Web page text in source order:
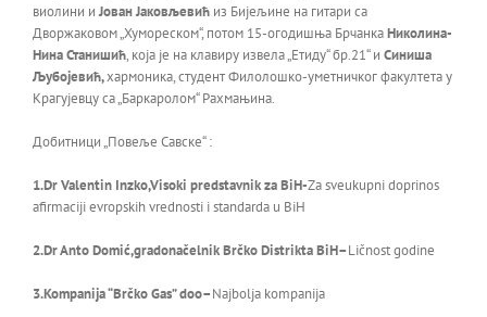
виолини и Јован Јаковљевић из Бијељине на гитари са
Дворжаковом „Хумореском“, потом 15-огодишња БрчанкаНиколина-
Нина Станишић, која је на клавиру извела „Етиду“ бр.21“ и Синиша
Љубојевић,хармоника, студент Филолошко-уметничког факултета у
Крагујевцу са „Баркаролом“ Рахмањина.
Добитници „Повеље Савске“ :
1.Dr Valentin Inzko,Visoki predstavnik za BiH-Za sveukupni doprinos
afirmaciji evropskih vrednosti i standarda u BiH
2.Dr Anto Domić,gradonačelnik Brčko Distrikta BiH–Ličnost godine
3.Kompanija “Brčko Gas” doo–Najbolja kompanija